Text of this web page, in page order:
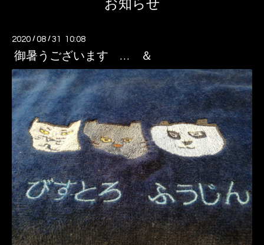
お知らせ
2020 /08 /31 10:08
御暑うございます … ＆